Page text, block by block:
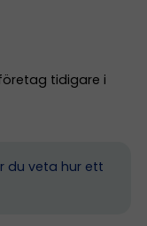
tidigare i
du veta hur ett